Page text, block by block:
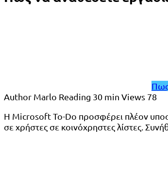
Author Marlo Reading 30 min Views 78
Η Microsoft To-Do προσφέρει πλέον
σε χρήστες σε κοινόχρηστες λίστες.